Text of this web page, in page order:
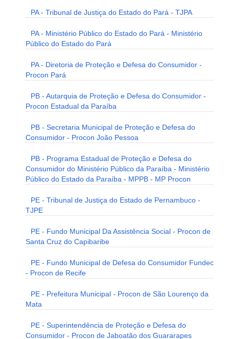
PA - Tribunal de Justiça do Estado do Pará - TJPA
PA - Ministério Público do Estado do Pará - Ministério
Público do Estado do Pará
PA - Diretoria de Proteção e Defesa do Consumidor -
Procon Pará
PB - Autarquia de Proteção e Defesa do Consumidor -
Procon Estadual da Paraíba
PB - Secretaria Municipal de Proteção e Defesa do
Consumidor - Procon João Pessoa
PB - Programa Estadual de Proteção e Defesa do
Consumidor do Ministério Público da Paraíba - Ministério
Público do Estado da Paraíba - MPPB - MP Procon
PE - Tribunal de Justiça do Estado de Pernambuco -
TJPE
PE - Fundo Municipal Da Assistência Social - Procon de
Santa Cruz do Capibaribe
PE - Fundo Municipal de Defesa do Consumidor Fundec
- Procon de Recife
PE - Prefeitura Municipal - Procon de São Lourenço da
Mata
PE - Superintendência de Proteção e Defesa do
Consumidor - Procon de Jaboatão dos Guararapes